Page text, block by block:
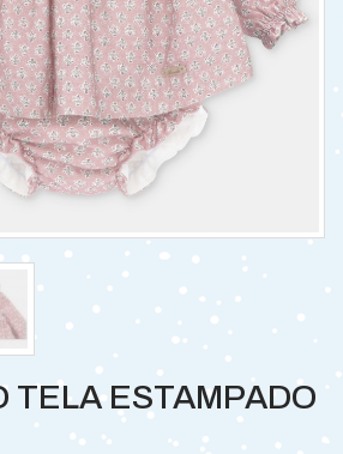
TELA ESTAMPADO